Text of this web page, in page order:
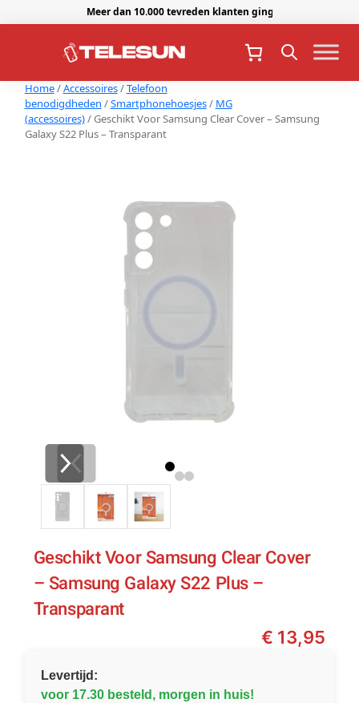
Meer dan 10.000 tevreden klanten gingen je voor.
Home/Accessoires/Telefoon
benodigdheden /Smartphonehoesjes/ MG
(accessoires)/ Geschikt Voor Samsung Clear Cover – Samsung
Galaxy S22 Plus – Transparant
Geschikt Voor Samsung Clear Cover
– Samsung Galaxy S22 Plus –
Transparant
€ 13,95
Levertijd:
voor 17.30 besteld, morgen in huis!